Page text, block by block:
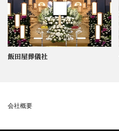
飯田屋葬儀社
会社概要